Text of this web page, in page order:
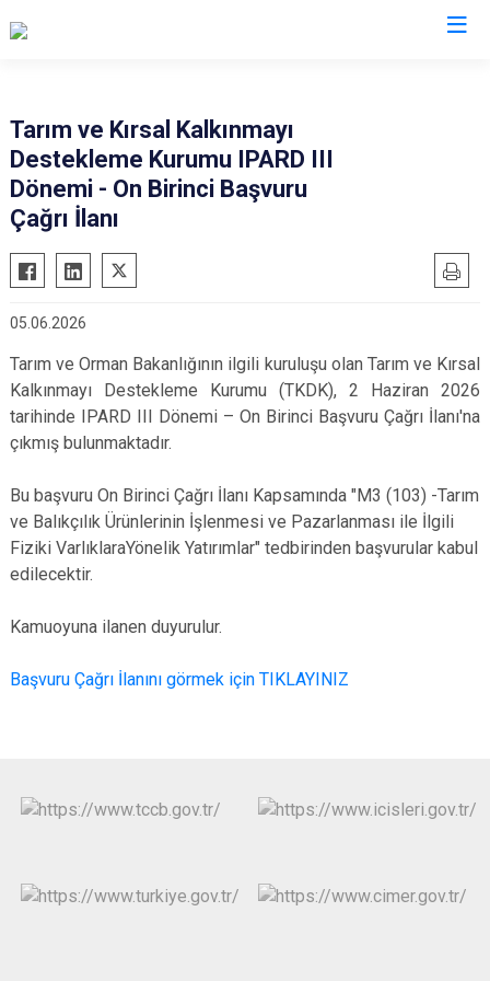
Bozdoğan
Buharkent
Didim
Karacasu
Karpuzlu
Koçarlı
Köşk
Kuşadası
Yenipazar
Efeler
Tarım ve Kırsal Kalkınmayı
Destekleme Kurumu IPARD III
Dönemi - On Birinci Başvuru
Çağrı İlanı
05.06.2026
Tarım ve Orman Bakanlığının ilgili kuruluşu olan Tarım ve Kırsal
Kalkınmayı Destekleme Kurumu (TKDK), 2 Haziran 2026
tarihinde IPARD III Dönemi – On Birinci Başvuru Çağrı İlanı'na
çıkmış bulunmaktadır.
Bu başvuru On Birinci Çağrı İlanı Kapsamında "M3 (103) -Tarım
ve Balıkçılık Ürünlerinin İşlenmesi ve Pazarlanması ile İlgili
Fiziki VarlıklaraYönelik Yatırımlar" tedbirinden başvurular kabul
edilecektir.
Kamuoyuna ilanen duyurulur.
Başvuru Çağrı İlanını görmek için TIKLAYINIZ